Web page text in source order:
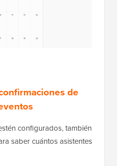
de
configurados, también
saber cuántos asistentes